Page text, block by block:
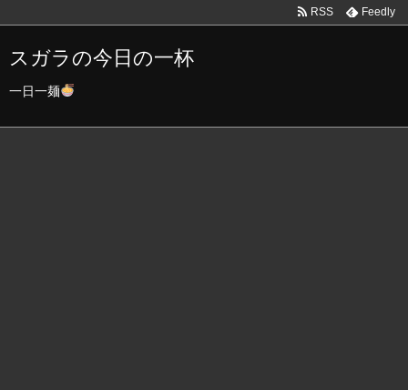
スガラの今日の一杯
一日一麺
RSS Feedly